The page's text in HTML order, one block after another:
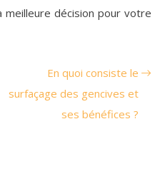
décision pour votre
En quoi consiste le
surfaçage des gencives et
ses bénéfices ?